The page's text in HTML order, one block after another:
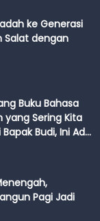
ke Generasi
Salat dengan
Buku Bahasa
yang Sering Kita
Budi, Ini Adik
Pagi Jadi